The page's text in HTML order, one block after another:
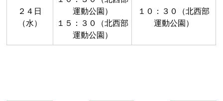
２４日
（水）
運動公園）
１５：３０（北西部
運動公園）
１０：３０（北西部
運動公園）